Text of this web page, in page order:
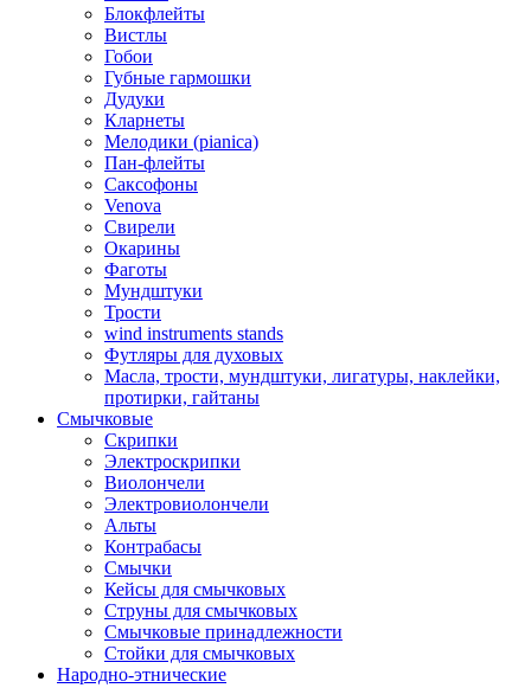
Блокфлейты
Вистлы
Гобои
Губные гармошки
Дудуки
Кларнеты
Мелодики (pianica)
Пан-флейты
Саксофоны
Venova
Свирели
Окарины
Фаготы
Мундштуки
Трости
wind instruments stands
Футляры для духовых
Масла, трости, мундштуки, лигатуры, наклейки,
протирки, гайтаны
Смычковые
Скрипки
Электроскрипки
Виолончели
Электровиолончели
Альты
Контрабасы
Смычки
Кейсы для смычковых
Струны для смычковых
Смычковые принадлежности
Стойки для смычковых
Народно-этнические